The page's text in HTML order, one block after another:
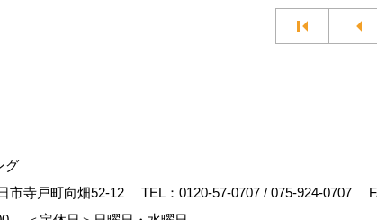
グ
市寺戸町向畑52-12 TEL： 0120-57-0707 / 075-924-0707